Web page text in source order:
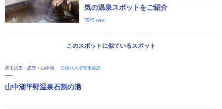
気の温泉スポットをご紹介
7843 view
このスポットに似ているスポット
富士吉田・忍野・山中湖 日帰り入浴専用施設
山中湖平野温泉石割の湯